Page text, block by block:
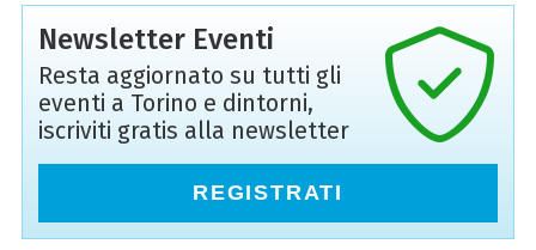
Newsletter Eventi
Resta aggiornato su tutti gli
eventi a Torino e dintorni,
iscriviti gratis alla newsletter
REGISTRATI